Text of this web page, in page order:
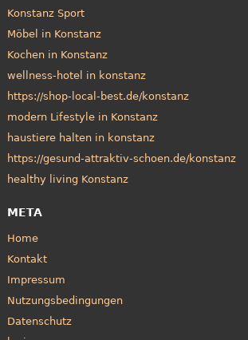
Konstanz Sport
Möbel in Konstanz
Kochen in Konstanz
wellness-hotel in konstanz
https://shop-local-best.de/konstanz
modern Lifestyle in Konstanz
haustiere halten in konstanz
https://gesund-attraktiv-schoen.de/konstanz
healthy living Konstanz
META
Home
Kontakt
Impressum
Nutzungsbedingungen
Datenschutz